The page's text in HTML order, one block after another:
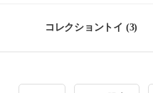
コレクショントイ (3)